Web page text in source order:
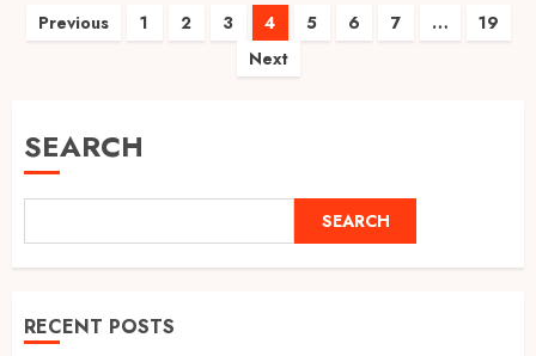
Posts
Previous 1 2 3 4 5 6 7 …
19
Next
SEARCH
SEARCH
RECENT POSTS